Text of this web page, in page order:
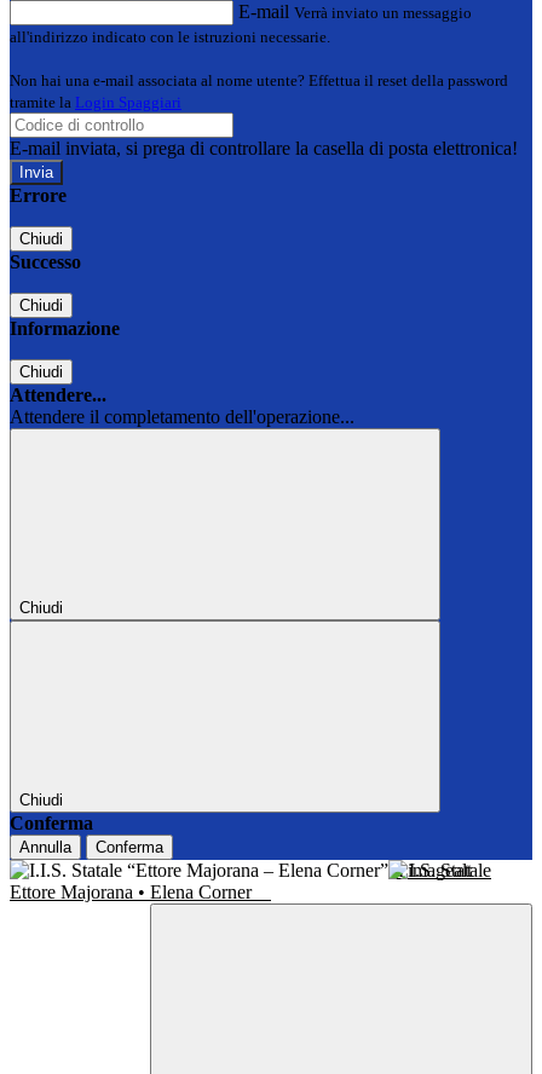
E-mail Verrà inviato un messaggio
all'indirizzo indicato con le istruzioni necessarie.
Non hai una e-mail associata al nome utente? Effettua il reset della password
tramite la Login Spaggiari
E-mail inviata, si prega di controllare la casella di posta elettronica!
Errore
Chiudi
Successo
Chiudi
Informazione
Chiudi
Attendere...
Attendere il completamento dell'operazione...
Chiudi
Chiudi
Conferma
Annulla Conferma
I.I.S. Statale
Ettore Majorana • Elena Corner